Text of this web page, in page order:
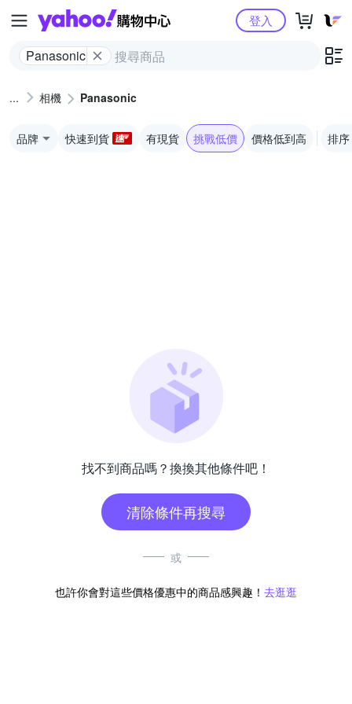
Yahoo購物中心
Panasonic
登入
相機 Panasonic
品牌 快速到貨 有現貨 挑戰低價 價格低到高 排序
找不到商品嗎？換換其他條件吧！
清除條件再搜尋
或
也許你會對這些價格優惠中的商品感興趣！ 去逛逛